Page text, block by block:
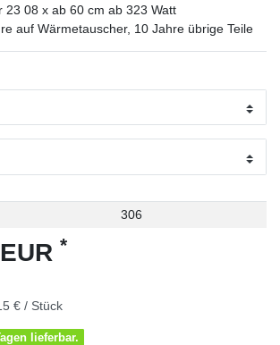
23 08 x ab 60 cm ab 323 Watt
auf Wärmetauscher, 10 Jahre übrige Teile
306
*
€ / Stück
lieferbar.